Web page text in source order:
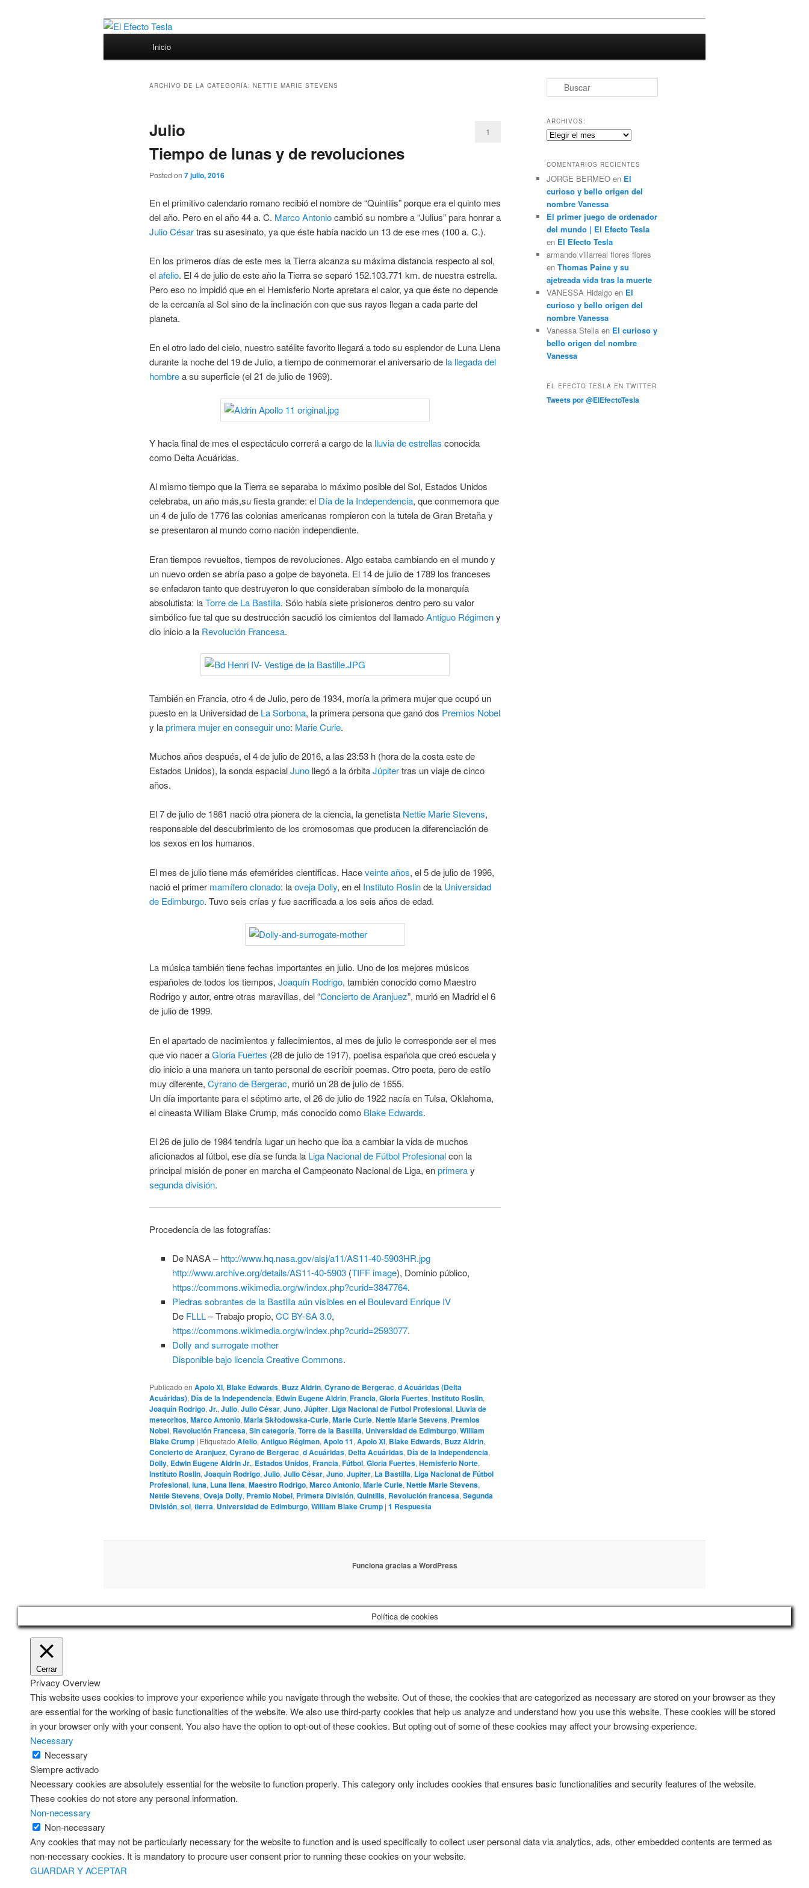
El Efecto Tesla
Porque siempre viene bien un poco de ciencia
Inicio
ARCHIVO DE LA CATEGORÍA: NETTIE MARIE STEVENS
Julio
Tiempo de lunas y de revoluciones
Posted on 7 julio, 2016
1
En el primitivo calendario romano recibió el nombre de “Quintilis” porque era el quinto mes
del año. Pero en el año 44 a. C. Marco Antoniocambió su nombre a “Julius” para honrar a
Julio Césartras su asesinato, ya que éste había nacido un 13 de ese mes (100 a. C.).
En los primeros días de este mes la Tierra alcanza su máxima distancia respecto al sol,
elafelio. El 4 de julio de este año la Tierra se separó 152.103.771 km. de nuestra estrella.
Pero eso no impidió que en el Hemisferio Norte apretara el calor, ya que éste no depende
de la cercanía al Sol sino de la inclinación con que sus rayos llegan a cada parte del
planeta.
En el otro lado del cielo, nuestro satélite favorito llegará a todo su esplendor de Luna Llena
durante la noche del 19 de Julio, a tiempo de conmemorar el aniversario de la llegada del
hombrea su superficie (el 21 de julio de 1969).
Y hacia final de mes el espectáculo correrá a cargo de la lluvia de estrellas conocida
como Delta Acuáridas.
Al mismo tiempo que la Tierra se separaba lo máximo posible del Sol, Estados Unidos
celebraba, un año más,su fiesta grande: el Día de la Independencia, que conmemora que
un 4 de julio de 1776 las colonias americanas rompieron con la tutela de Gran Bretaña y
se presentaron al mundo como nación independiente.
Eran tiempos revueltos, tiempos de revoluciones. Algo estaba cambiando en el mundo y
un nuevo orden se abría paso a golpe de bayoneta. El 14 de julio de 1789 los franceses
se enfadaron tanto que destruyeron lo que consideraban símbolo de la monarquía
absolutista: laTorre de La Bastilla. Sólo había siete prisioneros dentro pero su valor
simbólico fue tal que su destrucción sacudió los cimientos del llamadoAntiguo Régimeny
dio inicio a la Revolución Francesa.
También en Francia, otro 4 de Julio, pero de 1934, moría la primera mujer que ocupó un
puesto en la Universidad de La Sorbona, la primera persona que ganó dos Premios Nobel
y laprimera mujer en conseguir uno: Marie Curie.
Muchos años después, el 4 de julio de 2016, a las 23:53 h (hora de la costa este de
Estados Unidos), la sonda espacialJuno llegó a la órbitaJúpitertras un viaje de cinco
años.
El 7 de julio de 1861 nació otra pionera de la ciencia, la genetista Nettie Marie Stevens,
responsable del descubrimiento de los cromosomas que producen la diferenciación de
los sexos en los humanos.
El mes de julio tiene más efemérides científicas. Haceveinte años, el 5 de julio de 1996,
nació el primer mamíferoclonado: laoveja Dolly, en el Instituto Roslinde la Universidad
de Edimburgo. Tuvo seis crías y fue sacrificada a los seis años de edad.
La música también tiene fechas importantes en julio. Uno de los mejores músicos
españoles de todos los tiempos, Joaquín Rodrigo, también conocido como Maestro
Rodrigo y autor, entre otras maravillas, del “Concierto de Aranjuez”, murió en Madrid el 6
de julio de 1999.
En el apartado de nacimientos y fallecimientos, al mes de julio le corresponde ser el mes
que vio nacer aGloria Fuertes (28 de julio de 1917), poetisa española que creó escuela y
dio inicio a una manera un tanto personal de escribir poemas. Otro poeta, pero de estilo
muy diferente, Cyrano de Bergerac, murió un 28 de julio de 1655.
Un día importante para el séptimo arte, el 26 de julio de 1922 nacía en Tulsa, Oklahoma,
el cineasta William Blake Crump, más conocido como Blake Edwards.
El 26 de julio de 1984 tendría lugar un hecho que iba a cambiar la vida de muchos
aficionados al fútbol, ese día se funda la Liga Nacional de Fútbol Profesionalcon la
principal misión de poner en marcha el Campeonato Nacional de Liga, enprimeray
segunda división.
Procedencia de las fotografías:
De NASA –http://www.hq.nasa.gov/alsj/a11/AS11-40-5903HR.jpg
http://www.archive.org/details/AS11-40-5903(TIFF image), Dominio público,
https://commons.wikimedia.org/w/index.php?curid=3847764.
Piedras sobrantes de la Bastilla aún visibles en el Boulevard Enrique IV
De FLLL–Trabajo propio, CC BY-SA 3.0,
https://commons.wikimedia.org/w/index.php?curid=2593077.
Dolly and surrogate mother
Disponible bajo licencia Creative Commons.
Publicado en Apolo XI, Blake Edwards, Buzz Aldrin, Cyrano de Bergerac, d Acuáridas (Delta
Acuáridas), Día de la Independencia, Edwin Eugene Aldrin, Francia, Gloria Fuertes, Instituto Roslin,
Joaquín Rodrigo, Jr., Julio, Julio César, Juno, Júpiter, Liga Nacional de Futbol Profesional, Lluvia de
meteoritos, Marco Antonio, Maria Skłodowska-Curie, Marie Curie, Nettie Marie Stevens, Premios
Nobel, Revolución Francesa, Sin categoría, Torre de la Bastilla, Universidad de Edimburgo, William
Blake Crump | Etiquetado Afelio, Antiguo Régimen, Apolo 11, Apolo XI, Blake Edwards, Buzz Aldrin,
Concierto de Aranjuez, Cyrano de Bergerac, d Acuáridas, Delta Acuáridas, Día de la Independencia,
Dolly, Edwin Eugene Aldrin Jr., Estados Unidos, Francia, Fútbol, Gloria Fuertes, Hemisferio Norte,
Instituto Roslin, Joaquín Rodrigo, Julio, Julio César, Juno, Jupiter, La Bastilla, Liga Nacional de Fútbol
Profesional, luna, Luna llena, Maestro Rodrigo, Marco Antonio, Marie Curie, Nettie Marie Stevens,
Nettie Stevens, Oveja Dolly, Premio Nobel, Primera División, Quintilis, Revolución francesa, Segunda
División, sol, tierra, Universidad de Edimburgo, William Blake Crump | 1 Respuesta
u
c
a
r
ARCHIVOS:
Archivos:
COMENTARIOS RECIENTES
JORGE BERMEO en El
curioso y bello origen del
nombre Vanessa
El primer juego de ordenador
del mundo | El Efecto Tesla
en El Efecto Tesla
armando villarreal flores flores
en Thomas Paine y su
ajetreada vida tras la muerte
VANESSA Hidalgo en El
curioso y bello origen del
nombre Vanessa
Vanessa Stella en El curioso y
bello origen del nombre
Vanessa
EL EFECTO TESLA EN TWITTER
Tweets por @ElEfectoTesla
Funciona gracias a WordPress
Política de cookies
Cerrar
Privacy Overview
This website uses cookies to improve your experience while you navigate through the website. Out of these, the cookies that are categorized as necessary are stored on your browser as they
are essential for the working of basic functionalities of the website. We also use third-party cookies that help us analyze and understand how you use this website. These cookies will be stored
in your browser only with your consent. You also have the option to opt-out of these cookies. But opting out of some of these cookies may affect your browsing experience.
Necessary
Necessary
Siempre activado
Necessary cookies are absolutely essential for the website to function properly. This category only includes cookies that ensures basic functionalities and security features of the website.
These cookies do not store any personal information.
Non-necessary
Non-necessary
Any cookies that may not be particularly necessary for the website to function and is used specifically to collect user personal data via analytics, ads, other embedded contents are termed as
non-necessary cookies. It is mandatory to procure user consent prior to running these cookies on your website.
GUARDAR Y ACEPTAR